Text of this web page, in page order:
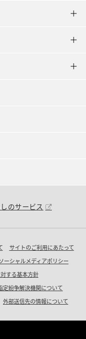
のサービス
サイトのご利用にあたって
ーシャルメディアポリシー
する基本方針
定紛争解決機関について
外部送信先の情報について